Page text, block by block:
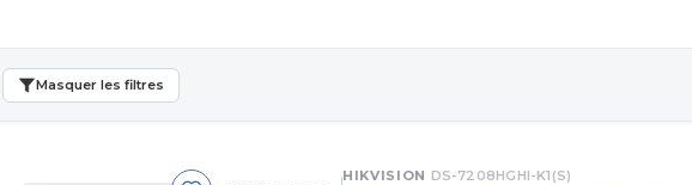
Masquer les filtres
HIKVISION DS-7208HGHI-K1(S)